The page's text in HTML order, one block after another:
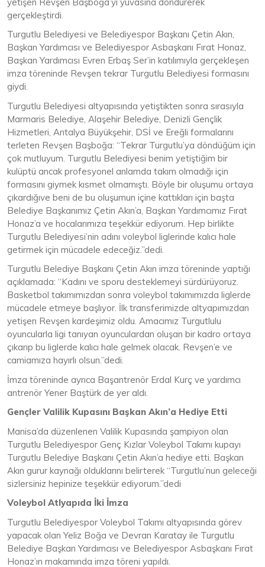
gerçekleştirdi.
Turgutlu Belediyesi ve Belediyespor Başkanı Çetin Akın,
Başkan Yardımcısı ve Belediyespor Asbaşkanı Fırat Honaz,
Başkan Yardımcısı Evren Erbaş Ser’in katılımıyla gerçekleşen
imza töreninde Revşen tekrar Turgutlu Belediyesi formasını
giydi.
Turgutlu Belediyesi altyapısında yetiştikten sonra sırasıyla
Marmaris Belediye, Alaşehir Belediye, Denizli Gençlik
Hizmetleri, Antalya Büyükşehir, DSİ ve Ereğli formalarını
terleten Revşen Başboğa: “Tekrar Turgutlu’ya döndüğüm için
çok mutluyum. Turgutlu Belediyesi benim yetiştiğim bir
kulüptü ancak profesyonel anlamda takım olmadığı için
formasını giymek kısmet olmamıştı. Böyle bir oluşumu ortaya
çıkardığıve beni de bu oluşumun içine kattıkları için başta
Belediye Başkanımız Çetin Akın’a, Başkan Yardımcımız Fırat
Honaz’a ve hocalarımıza teşekkür ediyorum. Hep birlikte
Turgutlu Belediyesi’nin adını voleybol liglerinde kalıcı hale
getirmek için mücadele edeceğiz.”dedi.
Turgutlu Belediye Başkanı Çetin Akın imza töreninde yaptığı
açıklamada: “Kadını ve sporu desteklemeyi sürdürüyoruz.
Basketbol takımımızdan sonra voleybol takımımızda liglerde
mücadele etmeye başlıyor. İlk transferimizde altyapımızdan
yetişen Revşen kardeşimiz oldu. Amacımız Turgutlulu
oyuncularla ligi tanıyan oyunculardan oluşan bir kadro ortaya
çıkarıp bu liglerde kalıcı hale gelmek olacak. Revşen’e ve
camiamıza hayırlı olsun.”dedi.
İmza töreninde ayrıca Başantrenör Erdal Kurç ve yardımcı
antrenör Yener Baştürk de yer aldı.
Gençler Valilik Kupasını Başkan Akın’a Hediye Etti
Manisa’da düzenlenen Valilik Kupasında şampiyon olan
Turgutlu Belediyespor Genç Kızlar Voleybol Takımı kupayı
Turgutlu Belediye Başkanı Çetin Akın’a hediye etti. Başkan
Akın gurur kaynağı olduklarını belirterek “Turgutlu’nun geleceği
sizlersiniz hepinize teşekkür ediyorum.”dedi
Voleybol Atlyapıda İki İmza
Turgutlu Belediyespor Voleybol Takımı altyapısında görev
yapacak olan Yeliz Boğa ve Devran Karatay ile Turgutlu
Belediye Başkan Yardımcısı ve Belediyespor Asbaşkanı Fırat
Honaz’ın makamında imza töreni yapıldı.